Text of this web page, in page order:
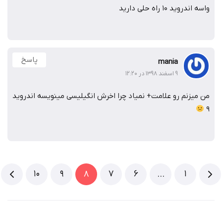
واسه اندروید 10 راه حلی دارید
mania
۹ اسفند ۱۳۹۸ در ۱۲:۲۰
پاسخ
من میزنم رو علامت+ نمیاد چرا اخرش انگیلیسی مینویسه اندروید
9
1
…
6
7
8
9
10